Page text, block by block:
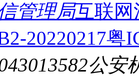
管理局互联网
20220217粤
公安